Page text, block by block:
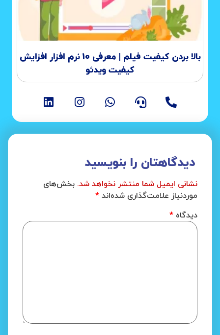
بالا بردن کیفیت فیلم | معرفی 10 نرم افزار افزایش
کیفیت ویدئو
دیدگاهتان را بنویسید
نشانی ایمیل شما منتشر نخواهد شد. بخش‌های
موردنیاز علامت‌گذاری شده‌اند *
دیدگاه *